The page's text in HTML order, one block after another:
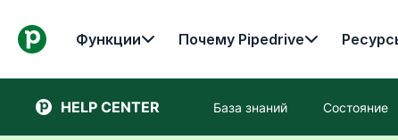
Функции Почему Pipedrive
HELP CENTER База знаний Состояние